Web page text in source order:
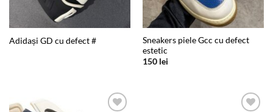
Adidași GD cu defect #
Sneakers piele Gcc cu defect
estetic
150 lei